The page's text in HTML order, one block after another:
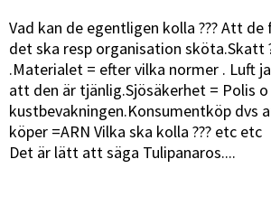
Vad kan de egentligen kolla ??? Att
det ska resp organisation sköta.Skatt
.Materialet = efter vilka normer . Luft
att den är tjänlig.Sjösäkerhet = Polis o
kustbevakningen.Konsumentköp dvs
köper =ARN Vilka ska kolla ??? etc etc
Det är lätt att säga Tulipanaros....